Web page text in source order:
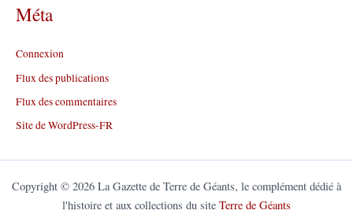
Méta
Connexion
Flux des publications
Flux des commentaires
Site de WordPress-FR
Copyright © 2026 La Gazette de Terre de Géants, le complément dédié à
l'histoire et aux collections du site Terre de Géants